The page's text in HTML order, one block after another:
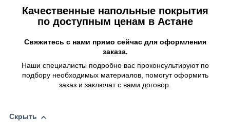
Качественные напольные покрытия
по доступным ценам в Астане
Свяжитесь с нами прямо сейчас для оформления
заказа.
Наши специалисты подробно вас проконсультируют по
подбору необходимых материалов, помогут оформить
заказ и заключат с вами договор.
Скрыть